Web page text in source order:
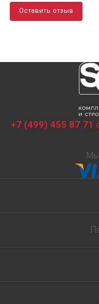
Оставить отзыв
+7 (499) 455 87 71